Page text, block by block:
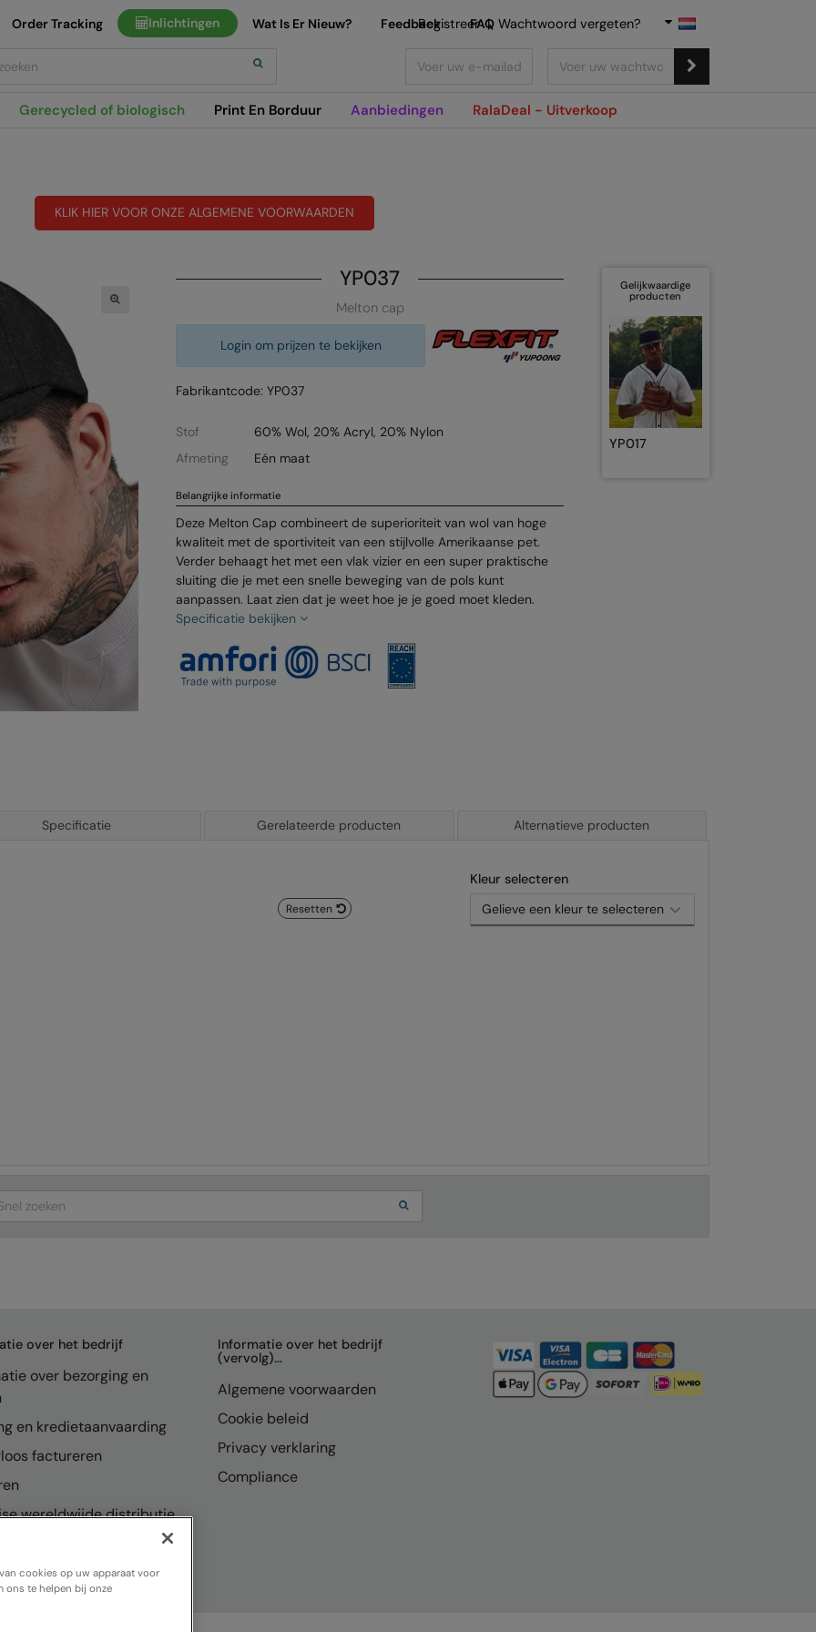
Gerecycled of biologisch Print En Borduur Aanbiedingen RalaDeal - Uitverkoop
Order Tracking Inlichtingen Wat Is Er Nieuw? Feedback FAQ
Registreer | Wachtwoord vergeten?
KLIK HIER VOOR ONZE ALGEMENE VOORWAARDEN
YP037
Melton cap
Login om prijzen te bekijken
Fabrikantcode: YP037
Stof
60% Wol, 20% Acryl, 20% Nylon
Afmeting
Eén maat
Belangrijke informatie
Deze Melton Cap combineert de superioriteit van wol van hoge
kwaliteit met de sportiviteit van een stijlvolle Amerikaanse pet.
Verder behaagt het met een vlak vizier en een super praktische
sluiting die je met een snelle beweging van de pols kunt
aanpassen. Laat zien dat je weet hoe je je goed moet kleden.
Specificatie bekijken
Gelijkwaardige
producten
YP017
Specificatie Gerelateerde producten Alternatieve producten
Kleur selecteren
Resetten
over het bedrijf
over bezorging en
en kredietaanvaarding
factureren
wereldwijde distributie
Informatie over het bedrijf
(vervolg)...
Algemene voorwaarden
Cookie beleid
Privacy verklaring
Compliance
cookies op uw apparaat voor
ons te helpen bij onze